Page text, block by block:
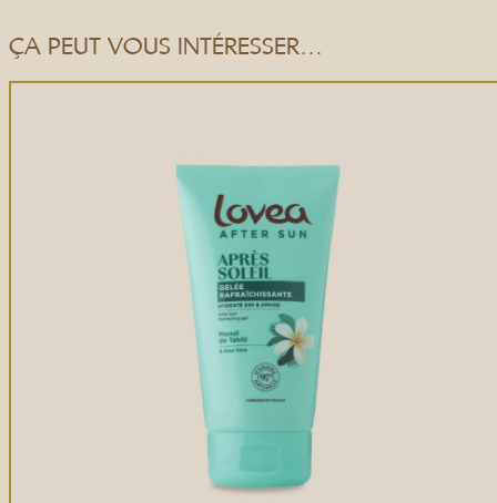
ÇA PEUT VOUS INTÉRESSER…